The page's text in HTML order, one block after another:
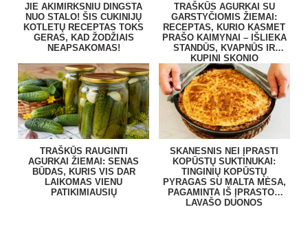
JIE AKIMIRKSNIU DINGSTA
NUO STALO! ŠIS CUKINIJŲ
KOTLETŲ RECEPTAS TOKS
GERAS, KAD ŽODŽIAIS
NEAPSAKOMAS!
TRAŠKŪS AGURKAI SU
GARSTYČIOMIS ŽIEMAI:
RECEPTAS, KURIO KASMET
PRAŠO KAIMYNAI – IŠLIEKA
STANDŪS, KVAPNŪS IR
KUPINI SKONIO
TRAŠKŪS RAUGINTI
AGURKAI ŽIEMAI: SENAS
BŪDAS, KURIS VIS DAR
LAIKOMAS VIENU
PATIKIMIAUSIŲ
SKANESNIS NEI ĮPRASTI
KOPŪSTŲ SUKTINUKAI:
TINGINIŲ KOPŪSTŲ
PYRAGAS SU MALTA MĖSA,
PAGAMINTA IŠ ĮPRASTOS
LAVAŠO DUONOS